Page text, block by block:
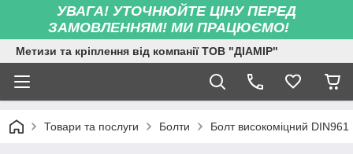
УВАГА! УТОЧНЮЙТЕ ЦІНУ ПЕРЕД
ЗАМОВЛЕННЯМ! МИ ПРАЦЮЄМО!
Метизи та кріплення від компанії ТОВ "ДІАМІР"
Товари та послуги Болти Болт високоміцний